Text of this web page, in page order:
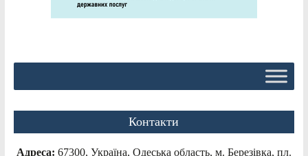
Контакти
Адреса: 67300, Україна, Одеська область, м. Березівка, пл.